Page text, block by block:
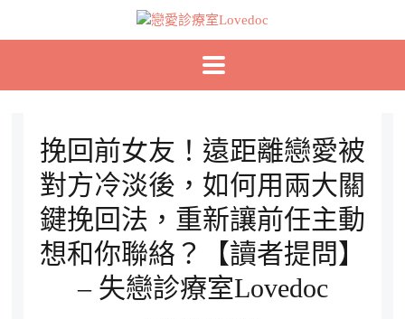
挽回前女友！遠距離戀愛被
對方冷淡後，如何用兩大關
鍵挽回法，重新讓前任主動
想和你聯絡？【讀者提問】
– 失戀診療室Lovedoc